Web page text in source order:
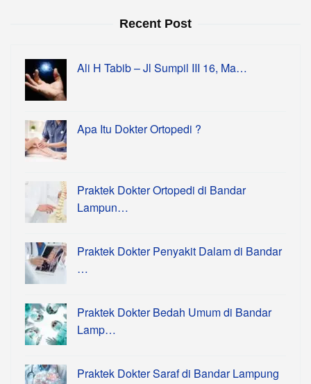
Recent Post
Ali H Tabib – Jl Sumpil III 16, Ma…
Apa Itu Dokter Ortopedi ?
Praktek Dokter Ortopedi di Bandar
Lampun…
Praktek Dokter Penyakit Dalam di Bandar
…
Praktek Dokter Bedah Umum di Bandar
Lamp…
Praktek Dokter Saraf di Bandar Lampung